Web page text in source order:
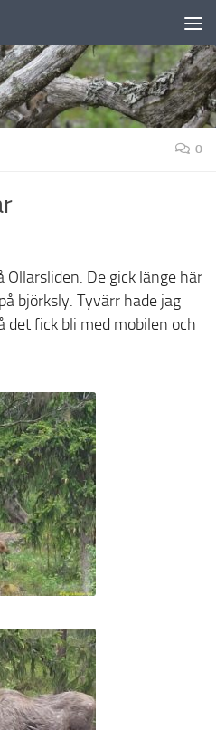
0
Ollarsliden. De gick länge här
björksly. Tyvärr hade jag
det fick bli med mobilen och